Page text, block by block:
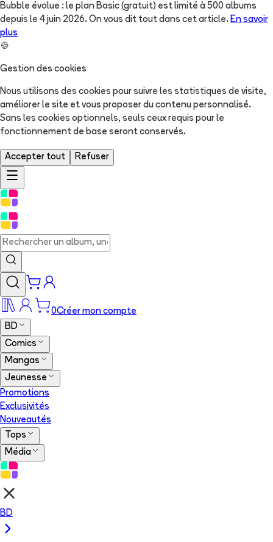
Bubble évolue : le plan Basic (gratuit) est limité à 500 albums
depuis le 4 juin 2026. On vous dit tout dans cet article. En savoir
plus
🍪
Gestion des cookies
Nous utilisons des cookies pour suivre les statistiques de visite,
améliorer le site et vous proposer du contenu personnalisé.
Sans les cookies optionnels, seuls ceux requis pour le
fonctionnement de base seront conservés.
Accepter tout Refuser
0Créer mon compte
BD
Comics
Mangas
Jeunesse
Promotions
Exclusivités
Nouveautés
Tops
Média
BD